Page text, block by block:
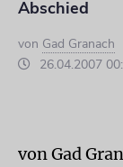
Abschied
von Gad Granach
26.04.2007
von Gad